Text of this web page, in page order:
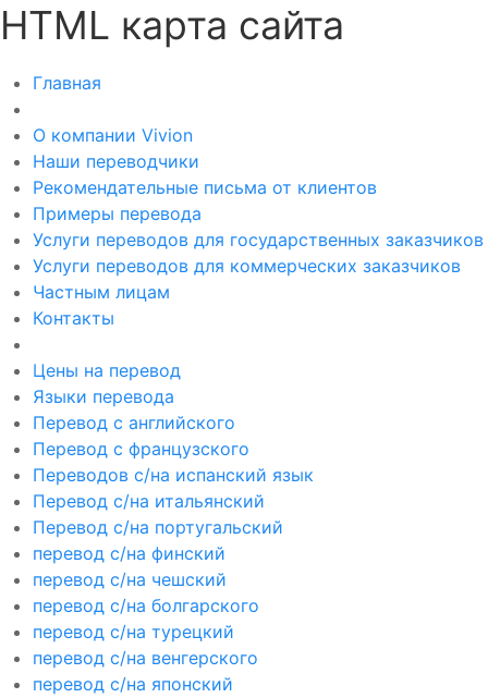
HTML карта сайта
Главная
О компании Vivion
Наши переводчики
Рекомендательные письма от клиентов
Примеры перевода
Услуги переводов для государственных заказчиков
Услуги переводов для коммерческих заказчиков
Частным лицам
Контакты
Цены на перевод
Языки перевода
Перевод с английского
Перевод с французского
Переводов с/на испанский язык
Перевод с/на итальянский
Перевод с/на португальский
перевод с/на финский
перевод с/на чешский
перевод с/на болгарского
перевод с/на турецкий
перевод с/на венгерского
перевод с/на японский